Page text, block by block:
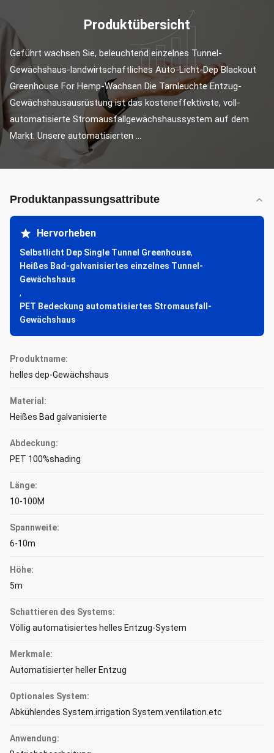
Produktübersicht
Geführt wachsen Sie, beleuchtend einzelnes Tunnel-
Gewächshaus-landwirtschaftliches Auto-Licht-Dep Blackout
Greenhouse For Hemp-Wachsen Die Tarnleuchte Entzug-
Gewächshausausrüstung ist das kosteneffektivste, voll-
automatisierte Stromausfallgewächshaussystem auf dem
Markt. Unsere automatisierten ...
Produktanpassungsattribute
Hervorheben
Selbstlicht Dep Single Tunnel Greenhouse,
Heißes Bad-galvanisiertes einzelnes Tunnel-
Gewächshaus
,
PET Bedeckung automatisiertes Stromausfall-
Gewächshaus
Produktname:
helles dep-Gewächshaus
Material:
Heißes Bad galvanisierte
Abdeckung:
PET 100%shading
Länge:
10-100M
Spannweite:
6-10m
Höhe:
5m
Schattieren des Systems:
Völlig automatisiertes helles Entzug-System
Merkmale:
Automatisierter heller Entzug
Optionales System:
Abkühlendes System.irrigation System.ventilation.etc
Anwendung: